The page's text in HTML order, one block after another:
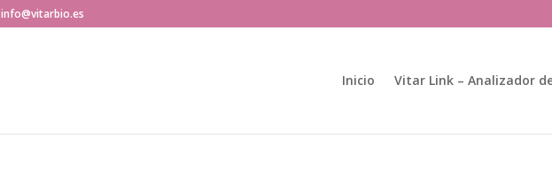
info@vitarbio.es
Inicio Vitar Link – Analizador